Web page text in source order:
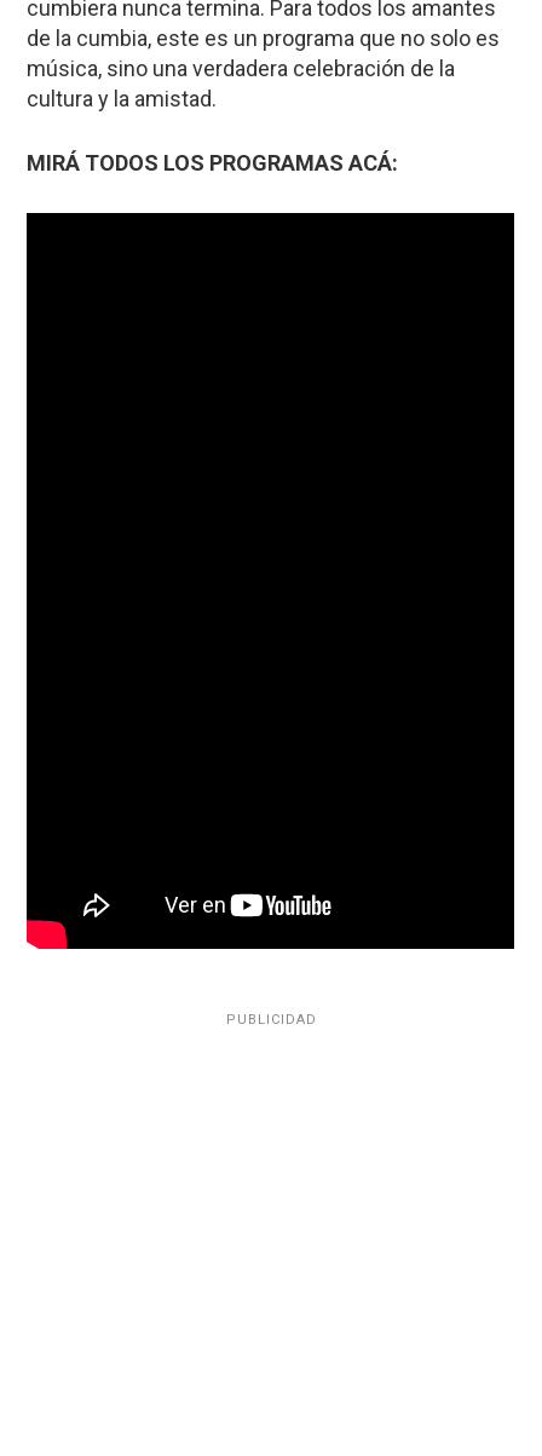
cumbiera nunca termina. Para todos los amantes
de la cumbia, este es un programa que no solo es
música, sino una verdadera celebración de la
cultura y la amistad.
MIRÁ TODOS LOS PROGRAMAS ACÁ:
PUBLICIDAD